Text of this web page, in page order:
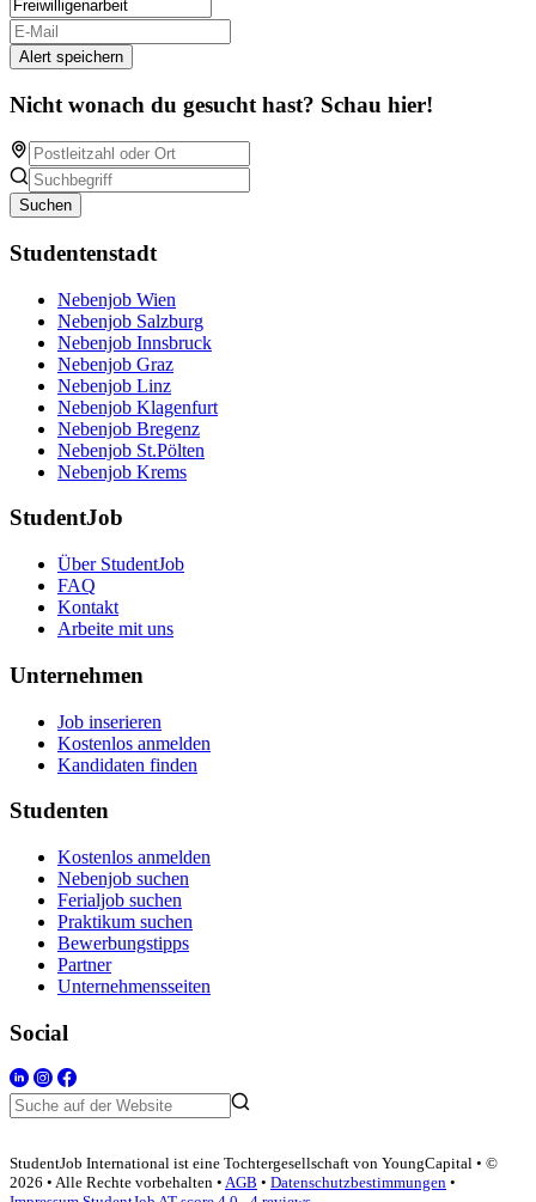
Alert speichern
Nicht wonach du gesucht hast? Schau hier!
Suchen
Studentenstadt
Nebenjob Wien
Nebenjob Salzburg
Nebenjob Innsbruck
Nebenjob Graz
Nebenjob Linz
Nebenjob Klagenfurt
Nebenjob Bregenz
Nebenjob St.Pölten
Nebenjob Krems
StudentJob
Über StudentJob
FAQ
Kontakt
Arbeite mit uns
Unternehmen
Job inserieren
Kostenlos anmelden
Kandidaten finden
Studenten
Kostenlos anmelden
Nebenjob suchen
Ferialjob suchen
Praktikum suchen
Bewerbungstipps
Partner
Unternehmensseiten
Social
StudentJob International ist eine Tochtergesellschaft von YoungCapital • ©
2026 • Alle Rechte vorbehalten • AGB • Datenschutzbestimmungen •